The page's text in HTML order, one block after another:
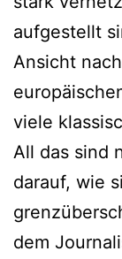
aufgestellt
Ansicht
viele
All das sind
darauf, wie
dem